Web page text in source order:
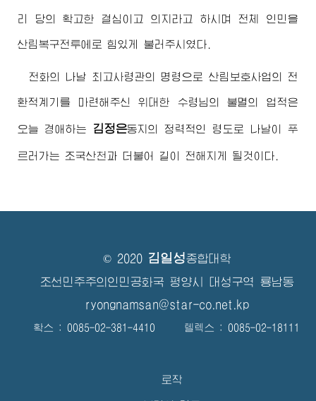
리 당의 확고한 결심이고 의지라고 하시며 전체 인민을
산림복구전투에로 힘있게 불러주시였다.
전화의 나날 최고사령관의 명령으로 산림보호사업의 전
환적계기를 마련해주신위대한 수령님 의 불멸의 업적은
오늘 경애하는 김정은동지 의 정력적인 령도로 나날이 푸
르러가는 조국산천과 더불어 길이 전해지게 될것이다.
© 2020 김일성종합대학
조선민주주의인민공화국 평양시 대성구역 룡남동
ryongnamsan@star-co.net.kp
확스 : 0085-02-381-4410 텔렉스 : 0085-02-18111
로작